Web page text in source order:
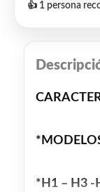
👍 1 persona
*H1 – H3 -